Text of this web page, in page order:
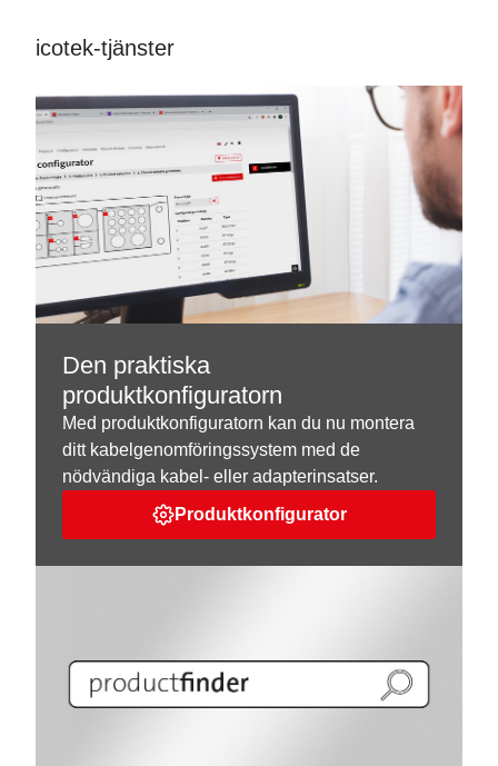
icotek-tjänster
Den praktiska
produktkonfiguratorn
Med produktkonfiguratorn kan du nu montera
ditt kabelgenomföringssystem med de
nödvändiga kabel- eller adapterinsatser.
Produktkonfigurator